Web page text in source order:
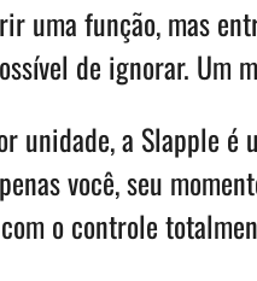
uma função, mas
de ignorar. Um
unidade, a Slapple
você, seu
o controle